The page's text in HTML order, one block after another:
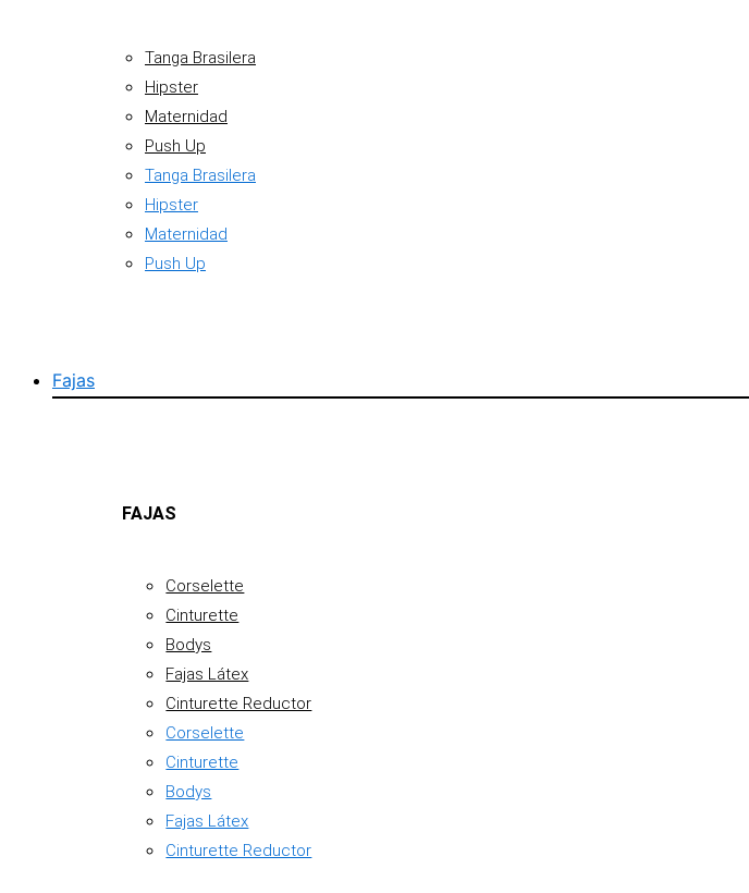
Tanga Brasilera
Hipster
Maternidad
Push Up
Tanga Brasilera
Hipster
Maternidad
Push Up
Fajas
FAJAS
Corselette
Cinturette
Bodys
Fajas Látex
Cinturette Reductor
Corselette
Cinturette
Bodys
Fajas Látex
Cinturette Reductor